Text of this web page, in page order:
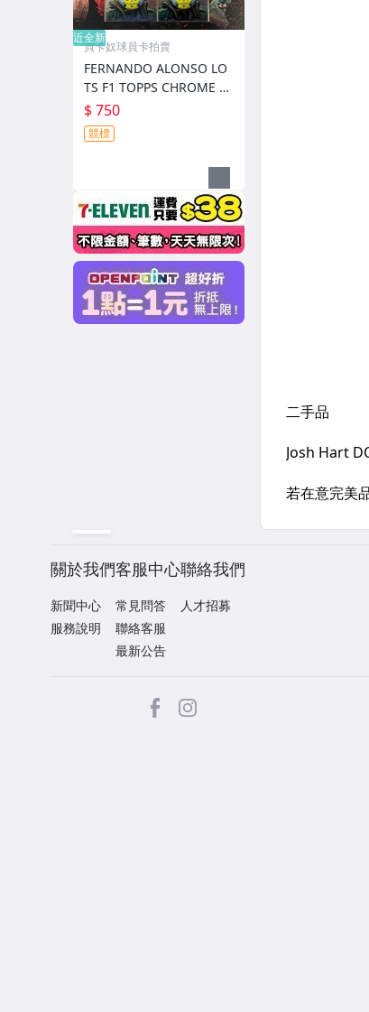
近全新
買卡奴球員卡拍賣
FERNANDO ALONSO LO
TS F1 TOPPS CHROME 銀
亮 特卡 安全帽卡
$ 750
競標
關於我們
新聞中心
服務說明
客服中心
常見問答
聯絡客服
最新公告
聯絡我們
人才招募
facebook